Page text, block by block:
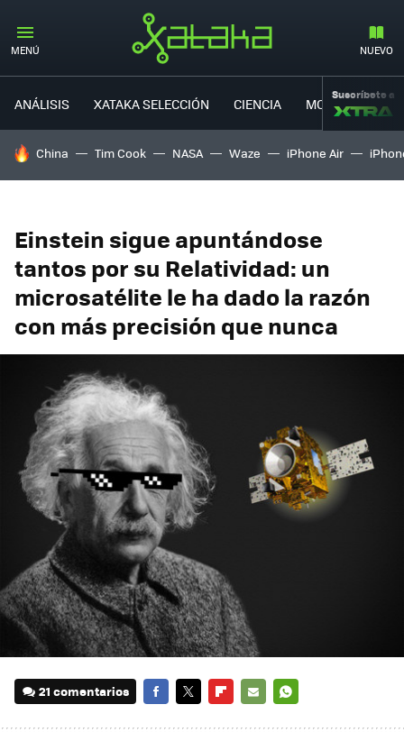
MENÚ NUEVO
ANÁLISIS XATAKA SELECCIÓN CIENCIA MOVILIDAD
Suscríbete a
HOY SE HABLA DE
China Tim Cook NASA Waze iPhone Air
Einstein sigue apuntándose
tantos por su Relatividad: un
microsatélite le ha dado la razón
con más precisión que nunca
21 comentarios